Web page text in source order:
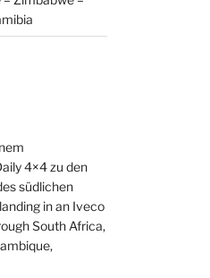
4×4 zu den
südlichen
in an Iveco
South Africa,